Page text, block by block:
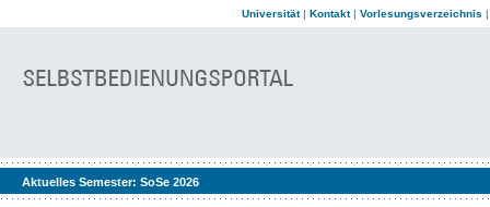
Universität| Kontakt| Vorlesungsverzeichnis
Aktuelles Semester: SoSe 2026